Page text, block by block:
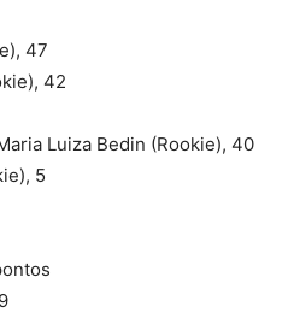
47
42
Luiza Bedin (Rookie), 40
5